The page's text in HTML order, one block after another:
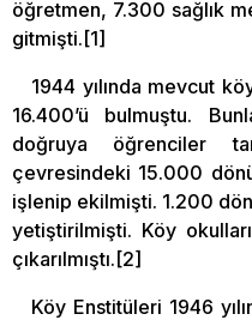
öğretmen, 7.300 sağlık
gitmişti.[1]
1944 yılında mevcut
16.400’ü bulmuştu.
doğruya öğrenciler
çevresindeki 15.000
işlenip ekilmişti. 1.200
yetiştirilmişti. Köy
çıkarılmıştı.[2]
Köy Enstitüleri 1946